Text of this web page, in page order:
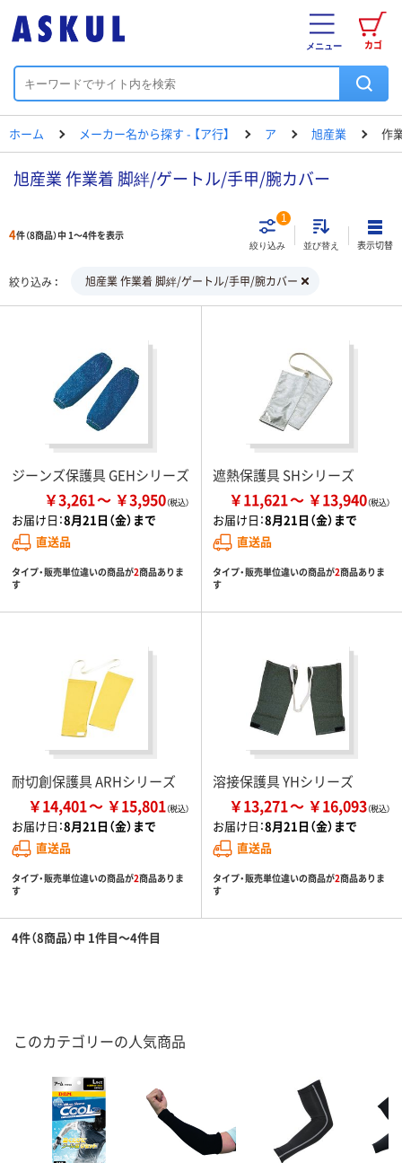
カゴ
メニュー
ホーム メーカー名から探す - 【ア行】 ア 旭産業 作
旭産業 作業着 脚絆/ゲートル/手甲/腕カバー
4件（8商品）中 1～4件を表示
絞り込み
1
並び替え 表示切替
絞り込み 旭産業 作業着 脚絆/ゲートル/手甲/腕カバー
ジーンズ保護具 GEHシリーズ
￥3,261 ￥3,950
お届け日：8月21日（金）まで
直送品
タイプ・販売単位違いの商品が2商品ありま
す
遮熱保護具 SHシリーズ
￥11,621 ￥13,940
お届け日：8月21日（金）まで
直送品
タイプ・販売単位違いの商品が2商品ありま
す
耐切創保護具 ARHシリーズ
￥14,401 ￥15,801
お届け日：8月21日（金）まで
直送品
タイプ・販売単位違いの商品が2商品ありま
す
溶接保護具 YHシリーズ
￥13,271 ￥16,093
お届け日：8月21日（金）まで
直送品
タイプ・販売単位違いの商品が2商品ありま
す
4件（8商品）中 1件目～4件目
このカテゴリーの人気商品